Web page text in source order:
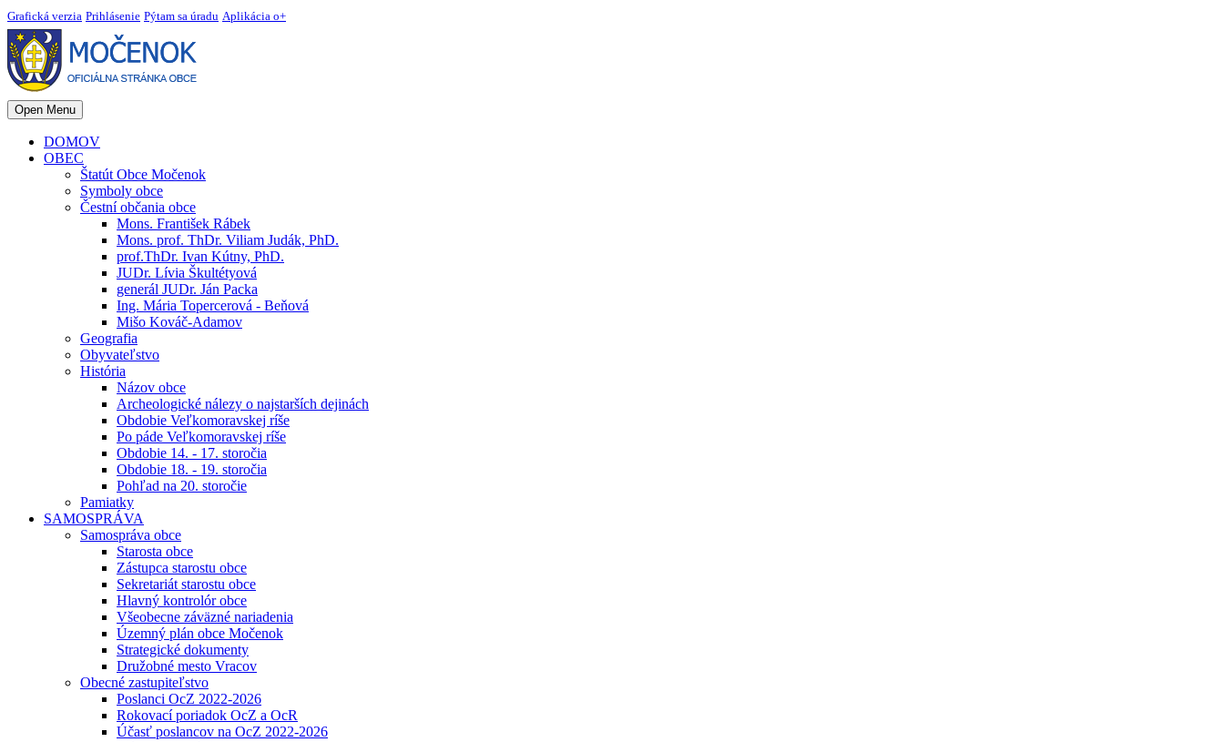
Grafická verzia Prihlásenie Pýtam sa úradu Aplikácia o+
Open Menu
DOMOV
OBEC
Štatút Obce Močenok
Symboly obce
Čestní občania obce
Mons. František Rábek
Mons. prof. ThDr. Viliam Judák, PhD.
prof.ThDr. Ivan Kútny, PhD.
JUDr. Lívia Škultétyová
generál JUDr. Ján Packa
Ing. Mária Topercerová - Beňová
Mišo Kováč-Adamov
Geografia
Obyvateľstvo
História
Názov obce
Archeologické nálezy o najstarších dejinách
Obdobie Veľkomoravskej ríše
Po páde Veľkomoravskej ríše
Obdobie 14. - 17. storočia
Obdobie 18. - 19. storočia
Pohľad na 20. storočie
Pamiatky
SAMOSPRÁVA
Samospráva obce
Starosta obce
Zástupca starostu obce
Sekretariát starostu obce
Hlavný kontrolór obce
Všeobecne záväzné nariadenia
Územný plán obce Močenok
Strategické dokumenty
Družobné mesto Vracov
Obecné zastupiteľstvo
Poslanci OcZ 2022-2026
Rokovací poriadok OcZ a OcR
Účasť poslancov na OcZ 2022-2026